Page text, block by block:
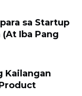
sa Startup
Iba Pang
Kailangan